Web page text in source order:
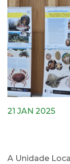
21 JAN 2025
A Unidade